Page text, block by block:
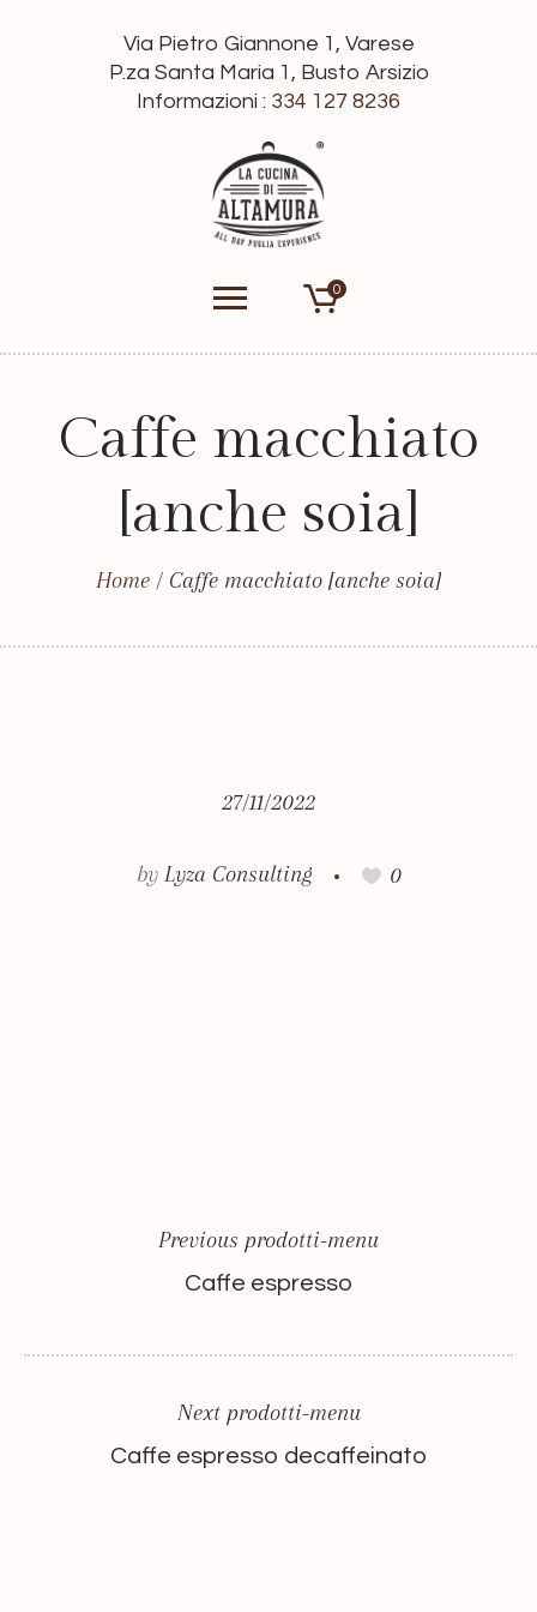
Via Pietro Giannone 1, Varese
P.za Santa Maria 1, Busto Arsizio
Informazioni : 334 127 8236
0
Caffe macchiato
[anche soia]
Home / Caffe macchiato [anche soia]
27/11/2022
by Lyza Consulting 0
Previous prodotti-menu
Caffe espresso
Next prodotti-menu
Caffe espresso decaffeinato